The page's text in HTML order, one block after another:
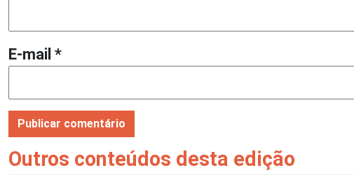
E-mail *
Outros conteúdos desta edição